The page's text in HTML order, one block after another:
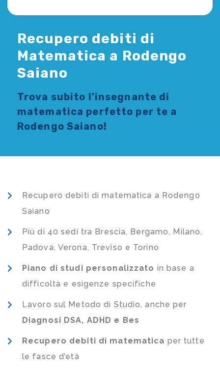
Recupero debiti di
Matematica a Rodengo
Saiano
Trova subito l'insegnante di
matematica perfetto per te a
Rodengo Saiano!
Recupero debiti di matematica a Rodengo
Saiano
Più di 40 sedi tra Brescia, Bergamo, Milano,
Padova, Verona, Treviso e Torino
Piano di studi personalizzato in base a
difficoltà e esigenze specifiche
Lavoro sul Metodo di Studio, anche per
Diagnosi DSA, ADHD e Bes
Recupero debiti di matematica per tutte
le fasce d’età